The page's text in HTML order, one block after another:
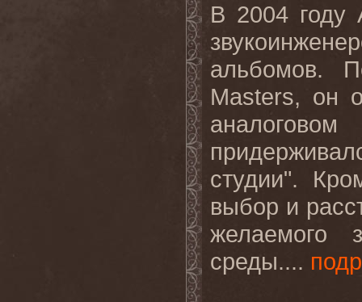
В 2004 году
альбомов.
Masters, он
студии".
выбор и
желаемого
среды....